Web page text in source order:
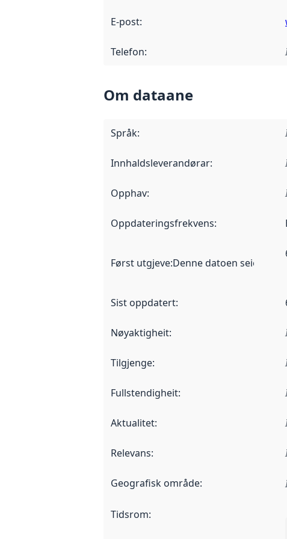
E-post:
Telefon:
Om dataane
Språk:
Innhaldsleverandørar:
Opphav:
Oppdateringsfrekvens:
Først utgjeve:Denne datoen seier når
Sist oppdatert:
Nøyaktigheit:
Tilgjenge:
Fullstendigheit:
Aktualitet:
Relevans:
Geografisk område:
Tidsrom: